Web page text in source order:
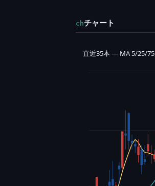
chチャート
直近35本 — MA 5/25/75